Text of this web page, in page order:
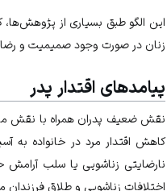
این الگو طبق بسیاری از پژوهش‏‌ها،
زنان در صورت وجود صمیمیت و
پیامدهای اقتدار پدر
نقش ضعیف پدران همراه با نقش
کاهش اقتدار مرد در خانواده به
نارضایتی زناشویی یا سلب آرامش
اختلافات زناشویی و طلاق فرزندان